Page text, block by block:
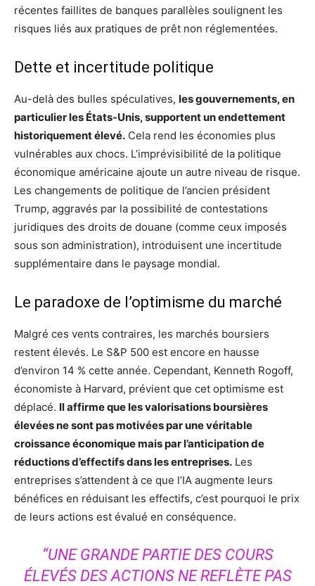
récentes faillites de banques parallèles soulignent les
risques liés aux pratiques de prêt non réglementées.
Dette et incertitude politique
Au-delà des bulles spéculatives, les gouvernements, en
particulier les États-Unis, supportent un endettement
historiquement élevé. Cela rend les économies plus
vulnérables aux chocs. L’imprévisibilité de la politique
économique américaine ajoute un autre niveau de risque.
Les changements de politique de l’ancien président
Trump, aggravés par la possibilité de contestations
juridiques des droits de douane (comme ceux imposés
sous son administration), introduisent une incertitude
supplémentaire dans le paysage mondial.
Le paradoxe de l’optimisme du marché
Malgré ces vents contraires, les marchés boursiers
restent élevés. Le S&P 500 est encore en hausse
d’environ 14 % cette année. Cependant, Kenneth Rogoff,
économiste à Harvard, prévient que cet optimisme est
déplacé. Il affirme que les valorisations boursières
élevées ne sont pas motivées par une véritable
croissance économique mais par l’anticipation de
réductions d’effectifs dans les entreprises. Les
entreprises s’attendent à ce que l’IA augmente leurs
bénéfices en réduisant les effectifs, c’est pourquoi le prix
de leurs actions est évalué en conséquence.
“UNE GRANDE PARTIE DES COURS
ÉLEVÉS DES ACTIONS NE REFLÈTE PAS